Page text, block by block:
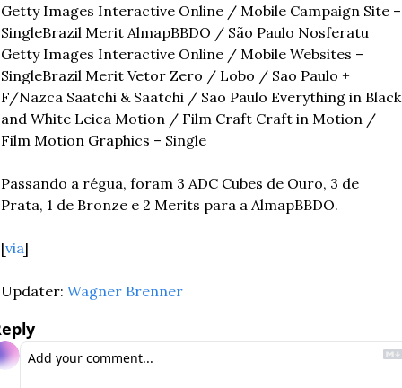
Getty Images Interactive Online / Mobile Campaign Site –
SingleBrazil Merit AlmapBBDO / São Paulo Nosferatu
Getty Images Interactive Online / Mobile Websites –
SingleBrazil Merit Vetor Zero / Lobo / Sao Paulo +
F/Nazca Saatchi & Saatchi / Sao Paulo Everything in Black
and White Leica Motion / Film Craft Craft in Motion /
Film Motion Graphics – Single
Passando a régua, foram 3 ADC Cubes de Ouro, 3 de
Prata, 1 de Bronze e 2 Merits para a AlmapBBDO.
[via]
Updater: Wagner Brenner